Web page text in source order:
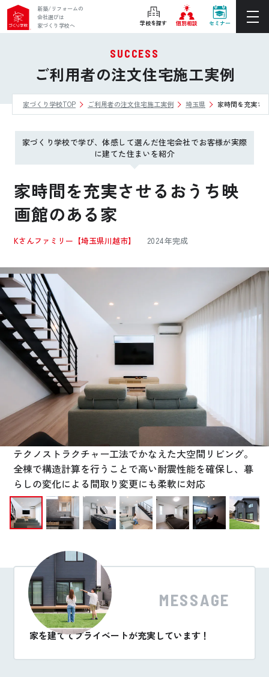
新築/リフォームの
会社選びは
家づくり学校へ
学校を探す 個別相談 セミナー
ぴったりの住宅会社をご提案
個別相談
後悔しない家づくりをレクチャー
セミナーをみる
ご利用は無料！全国20校
お近くの学校を探す
ホーム
家づくり学校とは
お悩み・相談事例
よくある質問
ご利用者の声・実例
お役立ち情報
公式SNSをチェック
プライバシーポリシー
SUCCESS
ご利用者の注文住宅施工実例
家づくり学校TOP ご利用者の注文住宅施工実例 埼玉県 家時間を充実さ
家づくり学校で学び、体感して選んだ住宅会社でお客様が実際
に建てた住まいを紹介
家時間を充実させるおうち映
画館のある家
Kさんファミリー 【埼玉県川越市】 2024年完成
テクノストラクチャー工法でかなえた大空間リビング。
全棟で構造計算を行うことで高い耐震性能を確保し、暮
らしの変化による間取り変更にも柔軟に対応
MESSAGE
家を建ててプライベートが充実しています！